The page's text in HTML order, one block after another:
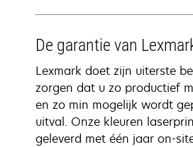
De garantie van
Lexmark doet zijn uiterste
zorgen dat u zo productief
en zo min mogelijk wordt
uitval. Onze kleuren
geleverd met één jaar on-